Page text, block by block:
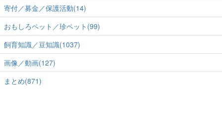
寄付／募金／保護活動(14)
おもしろペット／珍ペット(99)
飼育知識／豆知識(1037)
画像／動画(127)
まとめ(871)